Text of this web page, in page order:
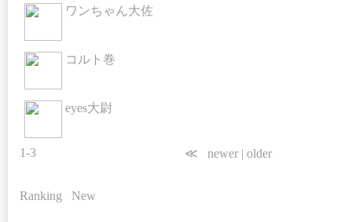
ワンちゃん大佐
コルト巻
eyes大尉
1-3 ≪ newer | older
Ranking New